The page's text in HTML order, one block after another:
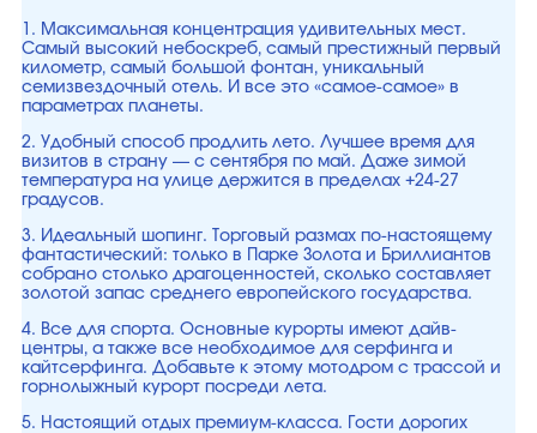
1. Максимальная концентрация удивительных мест.
Самый высокий небоскреб, самый престижный первый
километр, самый большой фонтан, уникальный
семизвездочный отель. И все это «самое-самое» в
параметрах планеты.
2. Удобный способ продлить лето. Лучшее время для
визитов в страну — с сентября по май. Даже зимой
температура на улице держится в пределах +24-27
градусов.
3. Идеальный шопинг. Торговый размах по-настоящему
фантастический: только в Парке Золота и Бриллиантов
собрано столько драгоценностей, сколько составляет
золотой запас среднего европейского государства.
4. Все для спорта. Основные курорты имеют дайв-
центры, а также все необходимое для серфинга и
кайтсерфинга. Добавьте к этому мотодром с трассой и
горнолыжный курорт посреди лета.
5. Настоящий отдых премиум-класса. Гости дорогих